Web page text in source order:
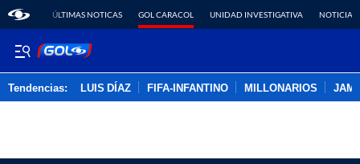
ÚLTIMAS NOTICAS GOL CARACOL UNIDAD INVESTIGATIVA NOTICIAS
Tendencias: LUIS DÍAZ FIFA-INFANTINO MILLONARIOS